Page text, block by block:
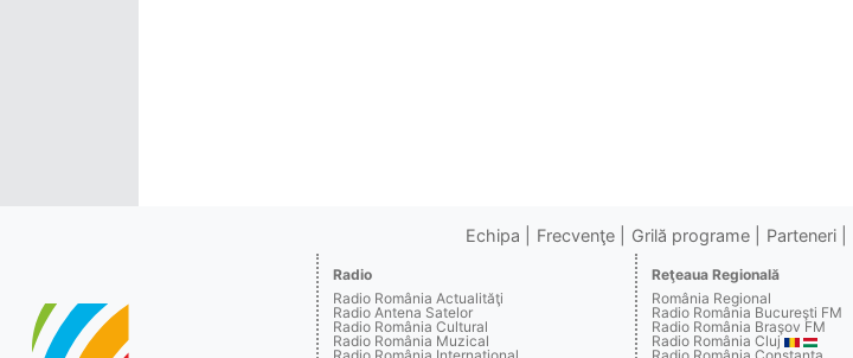
Echipa Frecvenţe Grilă programe Parteneri
Radio
Radio România Actualităţi
Radio Antena Satelor
Radio România Cultural
Radio România Muzical
Reţeaua Regională
România Regional
Radio România Bucureşti FM
Radio România Braşov FM
Radio România Cluj